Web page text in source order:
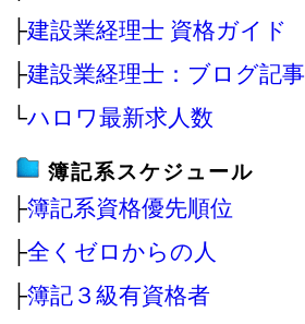
├建設業経理士 資格ガイド
├建設業経理士：ブログ記事
└ハロワ最新求人数
簿記系スケジュール
├簿記系資格優先順位
├全くゼロからの人
├簿記３級有資格者